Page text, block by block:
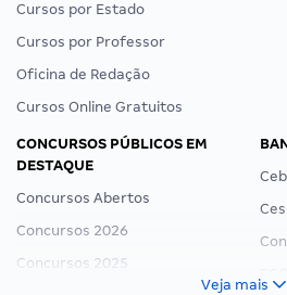
Cursos por Estado
Cursos por Professor
Oficina de Redação
Cursos Online Gratuitos
CONCURSOS PÚBLICOS EM
DESTAQUE
Concursos Abertos
Concursos 2026
Concursos 2025
Veja mais